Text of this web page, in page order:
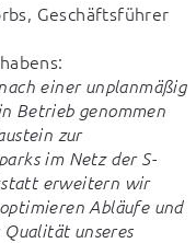
Geschäftsführer
einer unplanmäßig
Betrieb genommen
zur
im Netz der S-
erweitern wir
Abläufe und
unseres